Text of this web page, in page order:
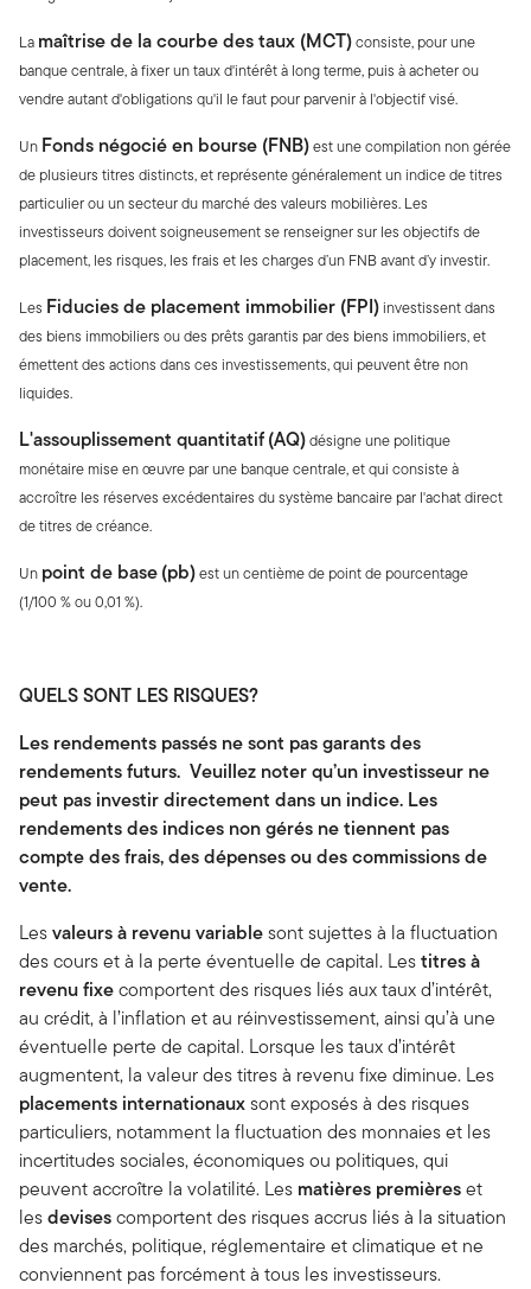
La maîtrise de la courbe des taux (MCT)consiste, pour une
banque centrale, à fixer un taux d'intérêt à long terme, puis à acheter ou
vendre autant d'obligations qu'il le faut pour parvenir à l'objectif visé.
Un Fonds négocié en bourse (FNB)est une compilation non gérée
de plusieurs titres distincts, et représente généralement un indice de titres
particulier ou un secteur du marché des valeurs mobilières. Les
investisseurs doivent soigneusement se renseigner sur les objectifs de
placement, les risques, les frais et les charges d’un FNB avant d’y investir.
Les Fiducies de placement immobilier (FPI)investissent dans
des biens immobiliers ou des prêts garantis par des biens immobiliers, et
émettent des actions dans ces investissements, qui peuvent être non
liquides.
L'assouplissement quantitatif(AQ)désigne une politique
monétaire mise en œuvre par une banque centrale, et qui consiste à
accroître les réserves excédentaires du système bancaire par l'achat direct
de titres de créance.
Un point de base(pb)est un centième de point de pourcentage
(1/100 % ou 0,01 %).
QUELS SONT LES RISQUES?
Les rendements passés ne sont pas garants des
rendements futurs. Veuillez noter qu’un investisseur ne
peut pas investir directement dans un indice. Les
rendements des indices non gérés ne tiennent pas
compte des frais, des dépenses ou des commissions de
vente.
Lesvaleursà revenu variablesont sujettes à la fluctuation
des cours et à la perte éventuelle de capital. Lestitres à
revenu fixecomportent des risques liés aux taux d’intérêt,
au crédit, à l’inflation et au réinvestissement, ainsi qu’à une
éventuelle perte de capital. Lorsque les taux d’intérêt
augmentent, la valeur des titres à revenu fixe diminue. Les
placements internationauxsont exposés à des risques
particuliers, notamment la fluctuation des monnaies et les
incertitudes sociales, économiques ou politiques, qui
peuvent accroître la volatilité. Les matières premièreset
lesdevisescomportent des risques accrus liés à la situation
des marchés, politique, réglementaire et climatique et ne
conviennent pas forcément à tous les investisseurs.